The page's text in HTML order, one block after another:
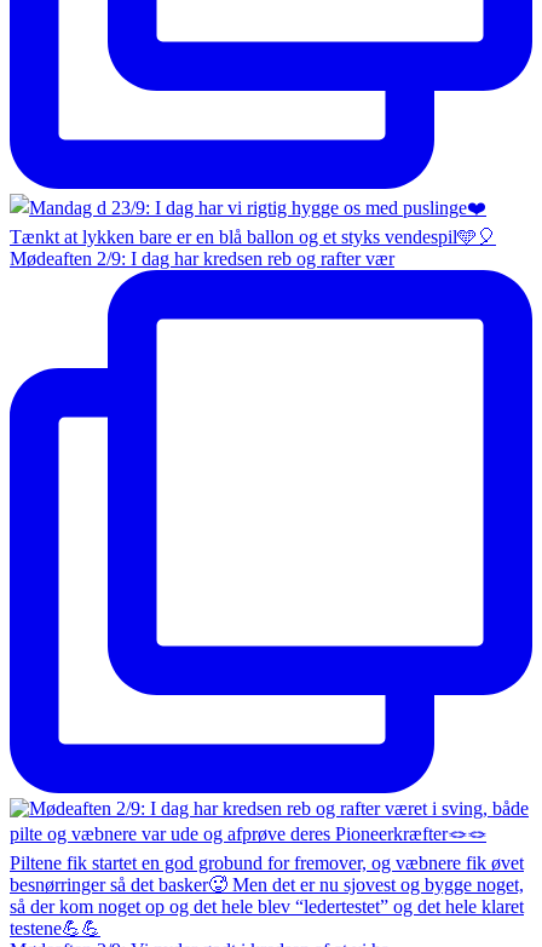
Mødeaften 2/9: I dag har kredsen reb og rafter vær